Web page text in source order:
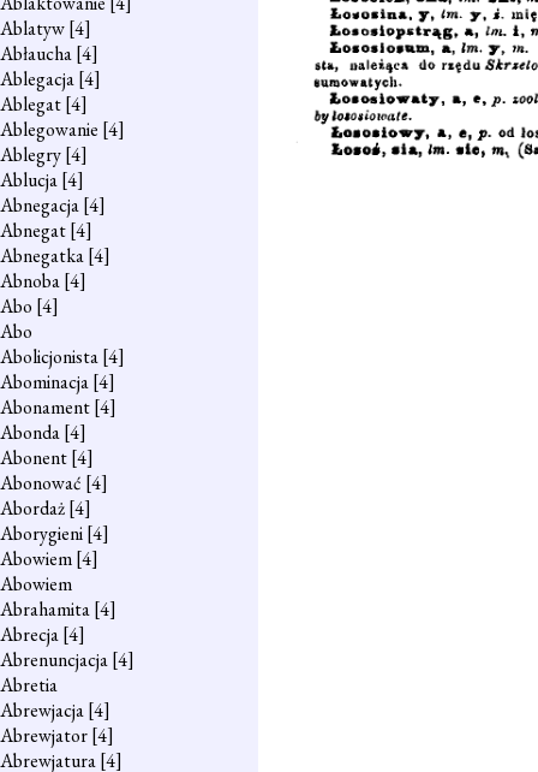
Ablatyw[4]
Abłaucha[4]
Ablegacja[4]
Ablegat[4]
Ablegowanie [4]
Ablegry[4]
Ablucja[4]
Abnegacja[4]
Abnegat[4]
Abnegatka[4]
Abnoba[4]
Abo [4]
Abo
Abolicjonista[4]
Abominacja[4]
Abonament[4]
Abonda[4]
Abonent[4]
Abonować [4]
Abordaż[4]
Aborygieni[4]
Abowiem[4]
Abowiem
Abrahamita[4]
Abrecja[4]
Abrenuncjacja[4]
Abretia
Abrewjacja[4]
Abrewjator[4]
Abrewjatura[4]